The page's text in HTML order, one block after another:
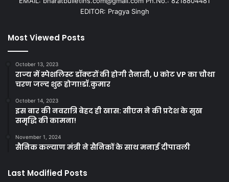
EDITOR: Pragya Singh
Most Viewed Posts
October 13, 2023
राज्य में स्पेशलिस्ट डॉक्टरों की होगी तैनाती, U कोट VP का चौथा
चरण जल्द शुरू होगा!डॉ.कुमार
October 14, 2023
इस बार की नवरात्रि बेहद ही खास: सीएम ने की प्रदेश के सुख
समृद्धि की कामना!
November 1, 2024
सैनिक कल्याण मंत्री ने सैनिकों के साथ मनाई दीपावली
Last Modified Posts